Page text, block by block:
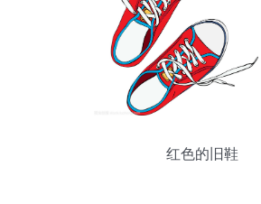
红色的旧鞋